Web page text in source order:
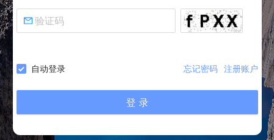
自动登录 忘记密码 注册账户
登 录